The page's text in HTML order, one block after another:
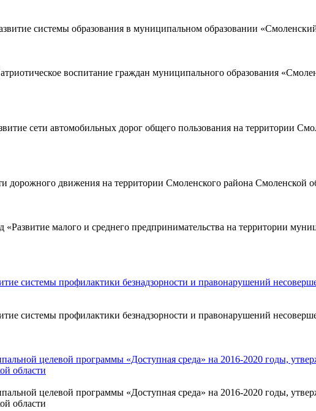
системы образования в муниципальном образовании
воспитание граждан муниципального образования
сети автомобильных дорог общего пользования на территории
движения на территории Смоленского района Смоленской
малого и среднего предпринимательства на территории
системы профилактики безнадзорности и правонарушений
системы профилактики безнадзорности и правонарушений
целевой программы «Доступная среда» на 2016-2020 годы,
области
целевой программы «Доступная среда» на 2016-2020 годы,
области